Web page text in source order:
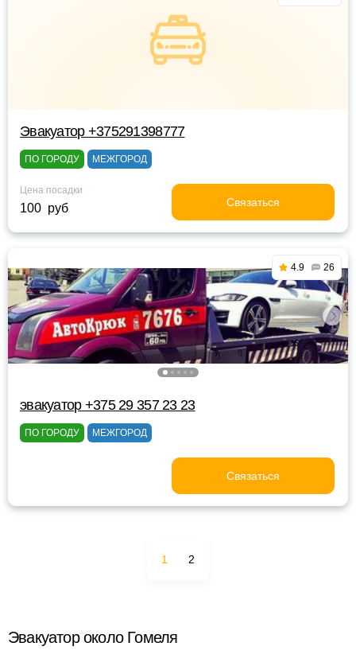
Эвакуатор +375291398777
ПО ГОРОДУ МЕЖГОРОД
Цена посадки
100 руб Связаться
4.9 26
эвакуатор +375 29 357 23 23
ПО ГОРОДУ МЕЖГОРОД
Связаться
1 2
Эвакуатор около Гомеля